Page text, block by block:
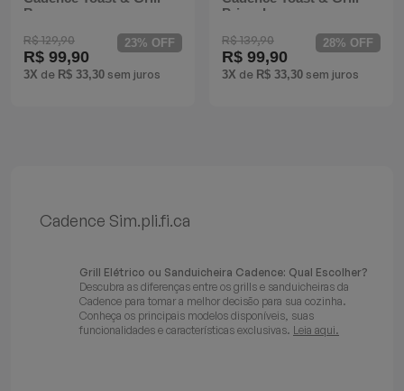
Branca
R$ 129,90
R$ 99,90
3X de R$ 33,30 sem juros
23% OFF
Prime Inox
R$ 139,90
R$ 99,90
3X de R$ 33,30 sem juros
28% OFF
Cadence Sim.pli.fi.ca
Grill Elétrico ou Sanduicheira Cadence: Qual Escolher?
Descubra as diferenças entre os grills e sanduicheiras da
Cadence para tomar a melhor decisão para sua cozinha.
Conheça os principais modelos disponíveis, suas
funcionalidades e características exclusivas. Leia aqui.